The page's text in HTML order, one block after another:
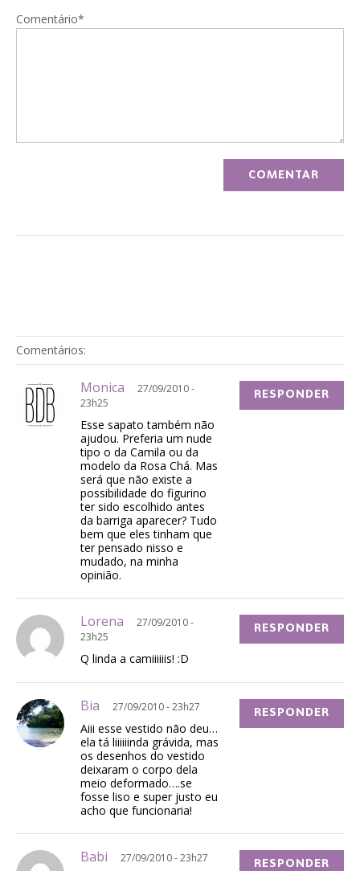
Comentário*
Comentários:
Monica
27/09/2010 -
23h25
Esse sapato também não
ajudou. Preferia um nude
tipo o da Camila ou da
modelo da Rosa Chá. Mas
será que não existe a
possibilidade do figurino
ter sido escolhido antes
da barriga aparecer? Tudo
bem que eles tinham que
ter pensado nisso e
mudado, na minha
opinião.
RESPONDER
Lorena
27/09/2010 -
23h25
Q linda a camiiiiiis! :D
RESPONDER
Bia 27/09/2010 - 23h27
Aiii esse vestido não deu…
ela tá liiiiiinda grávida, mas
os desenhos do vestido
deixaram o corpo dela
meio deformado….se
fosse liso e super justo eu
acho que funcionaria!
RESPONDER
Babi 27/09/2010 - 23h27 RESPONDER